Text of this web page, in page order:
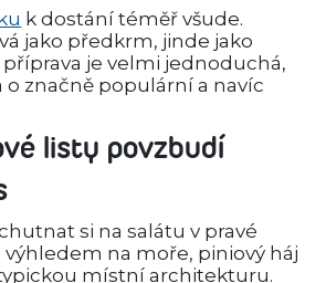
k dostání téměř všude.
jako předkrm, jinde jako
příprava je velmi jednoduchá,
o značně populární a navíc
listy povzbudí
si na salátu v pravé
výhledem na moře, piniový háj
místní architekturu.